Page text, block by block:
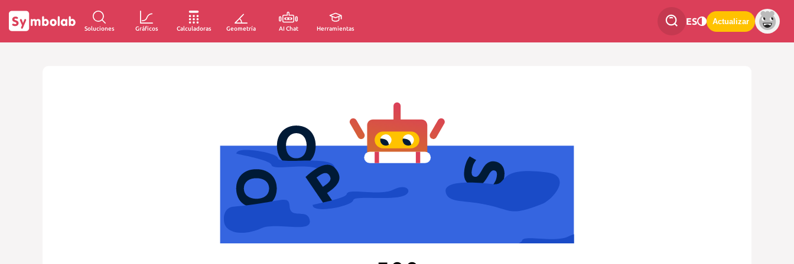
Soluciones Gráficos Calculadoras Geometría AI Chat Herramientas
ES Actualizar